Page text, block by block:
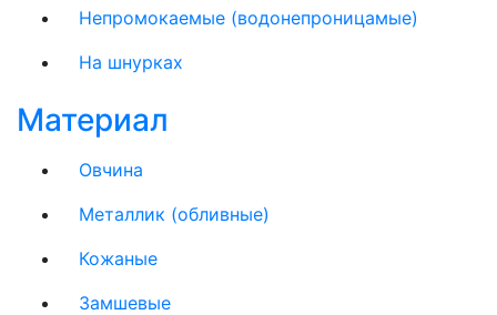
Непромокаемые (водонепроницамые)
На шнурках
Материал
Овчина
Металлик (обливные)
Кожаные
Замшевые